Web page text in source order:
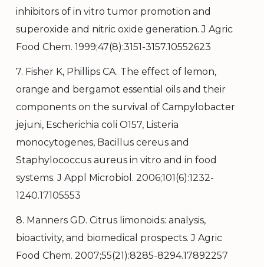
inhibitors of in vitro tumor promotion and
superoxide and nitric oxide generation. J Agric
Food Chem. 1999;47(8):3151-3157.10552623
7. Fisher K, Phillips CA. The effect of lemon,
orange and bergamot essential oils and their
components on the survival of Campylobacter
jejuni, Escherichia coli O157, Listeria
monocytogenes, Bacillus cereus and
Staphylococcus aureus in vitro and in food
systems. J Appl Microbiol. 2006;101(6):1232-
1240.17105553
8. Manners GD. Citrus limonoids: analysis,
bioactivity, and biomedical prospects. J Agric
Food Chem. 2007;55(21):8285-8294.17892257